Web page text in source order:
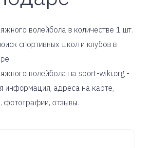
волейбола в количестве 1 шт.
спортивных школ и клубов в
волейбола на sport-wiki.org -
информация, адреса на карте,
фотографии, отзывы.